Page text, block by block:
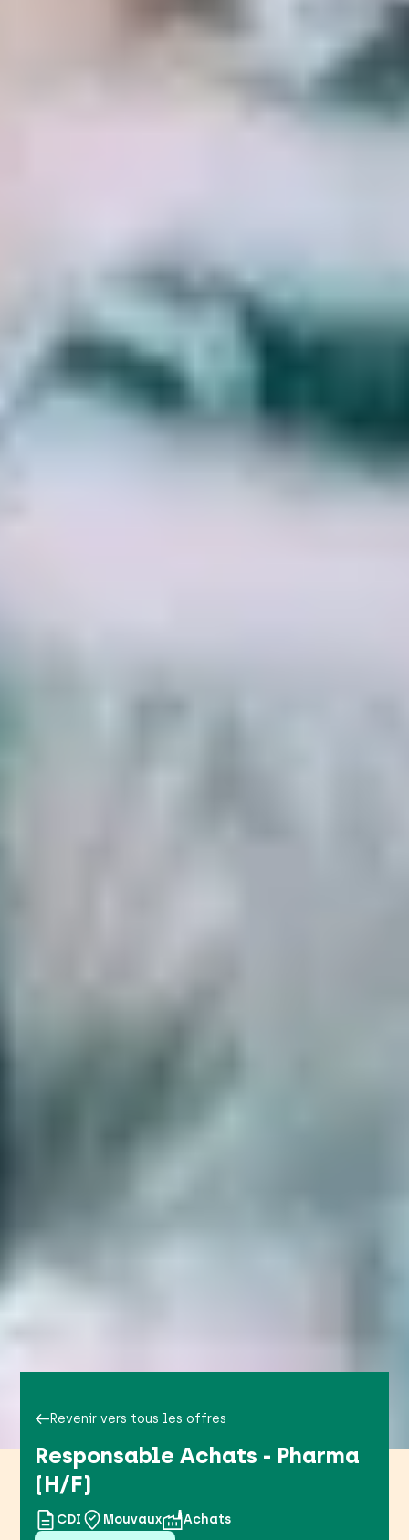
Revenir vers tous les offres
Responsable Achats - Pharma
(H/F)
CDI Mouvaux Achats